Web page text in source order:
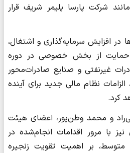
شرکت پارسا پلیمر شریف قرار
در افزایش سرمایه‌گذاری و اشتغال،
حمایت از بخش خصوصی در دوره
غیرنفتی و صنایع صادرات‌محور
نظام مالی جدید برای آینده
کرد.
و محمد وطن‌پور، اعضای هیئت
با مرور اقدامات انجام‌شده در
متوسط، بر اهمیت تقویت زنجیره